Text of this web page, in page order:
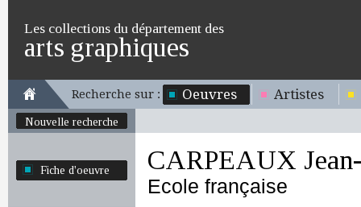
Les collections du département des
arts graphiques
Recherche sur : Oeuvres Artistes
Nouvelle recherche
Fiche d'oeuvre CARPEAUX
Ecole française